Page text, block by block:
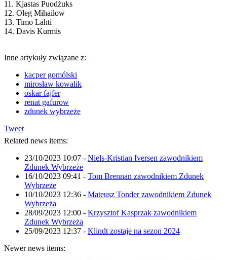
11. Kjastas Puodżuks
12. Oleg Mihaiłow
13. Timo Lahti
14. Davis Kurmis
Inne artykuły związane z:
kacper gomólski
mirosław kowalik
oskar fajfer
renat gafurow
zdunek wybrzeże
Tweet
Related news items:
23/10/2023 10:07 - Niels-Kristian Iversen zawodnikiem
Zdunek Wybrzeże
16/10/2023 09:41 - Tom Brennan zawodnikiem Zdunek
Wybrzeże
10/10/2023 12:36 - Mateusz Tonder zawodnikiem Zdunek
Wybrzeża
28/09/2023 12:00 - Krzysztof Kasprzak zawodnikiem
Zdunek Wybrzeża
25/09/2023 12:37 - Klindt zostaje na sezon 2024
Newer news items: